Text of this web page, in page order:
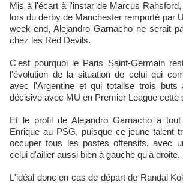
Mis à l'écart à l'instar de Marcus Rahsford, par Ruben Amorim
lors du derby de Manchester remporté par
week-end, Alejandro Garnacho ne serait
chez les Red Devils.
C'est pourquoi le Paris Saint-Germain
l'évolution de la situation de celui qui
avec l'Argentine et qui totalise trois buts
décisive avec MU en Premier League cette
Et le profil de Alejandro Garnacho a
Enrique au PSG, puisque ce jeune talent
occuper tous les postes offensifs, avec
celui d'ailier aussi bien à gauche qu'à droite.
L'idéal donc en cas de départ de Randal